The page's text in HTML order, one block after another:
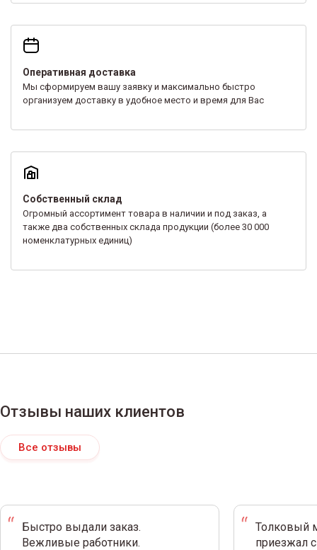
Оперативная доставка
Мы сформируем вашу заявку и максимально быстро
организуем доставку в удобное место и время для Вас
Собственный склад
Огромный ассортимент товара в наличии и под заказ, а
также два собственных склада продукции (более 30 000
номенклатурных единиц)
Отзывы наших клиентов
Все отзывы
Быстро выдали заказ.
Вежливые работники.
Толковый
приезжал